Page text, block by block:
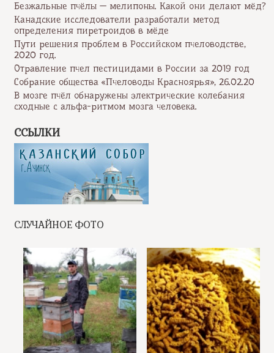
Безжальные пчёлы — мелипоны. Какой они делают мёд?
Канадские исследователи разработали метод
определения пиретроидов в мёде
Пути решения проблем в Российском пчеловодстве,
2020 год.
Отравление пчел пестицидами в России за 2019 год
Собрание общества «Пчеловоды Красноярья», 26.02.20
В мозге пчёл обнаружены электрические колебания
сходные с альфа-ритмом мозга человека.
ССЫЛКИ
СЛУЧАЙНОЕ ФОТО